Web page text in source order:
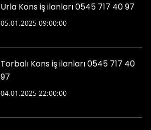
Urla Kons iş ilanları 0545 717 40 97
05.01.2025 09:00:00
Torbalı Kons iş ilanları 0545 717 40
97
04.01.2025 22:00:00